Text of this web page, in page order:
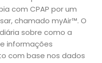
com CPAP por um
chamado myAir™. O
sobre como a
informações
com base nos dados